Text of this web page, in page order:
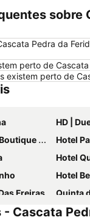
sobre
Pedra da
perto de
existem perto de
HD |
Hotel
Hotel
Hotel
Hotel
Freiras
Quinta
Lousã
Cascata